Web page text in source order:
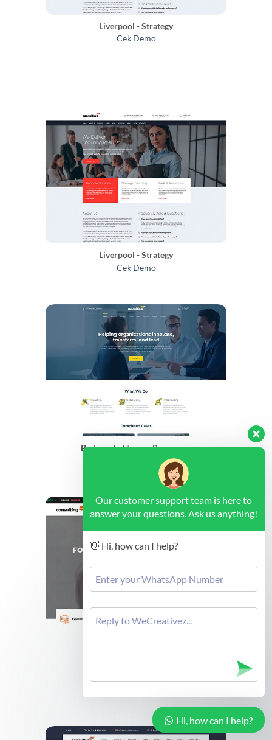
Liverpool - Strategy
Cek Demo
Liverpool - Strategy
Cek Demo
Budapest - Human Resources
Our customer support team is here to
answer your questions. Ask us anything!
👋 Hi, how can I help?
Hi, how can I help?